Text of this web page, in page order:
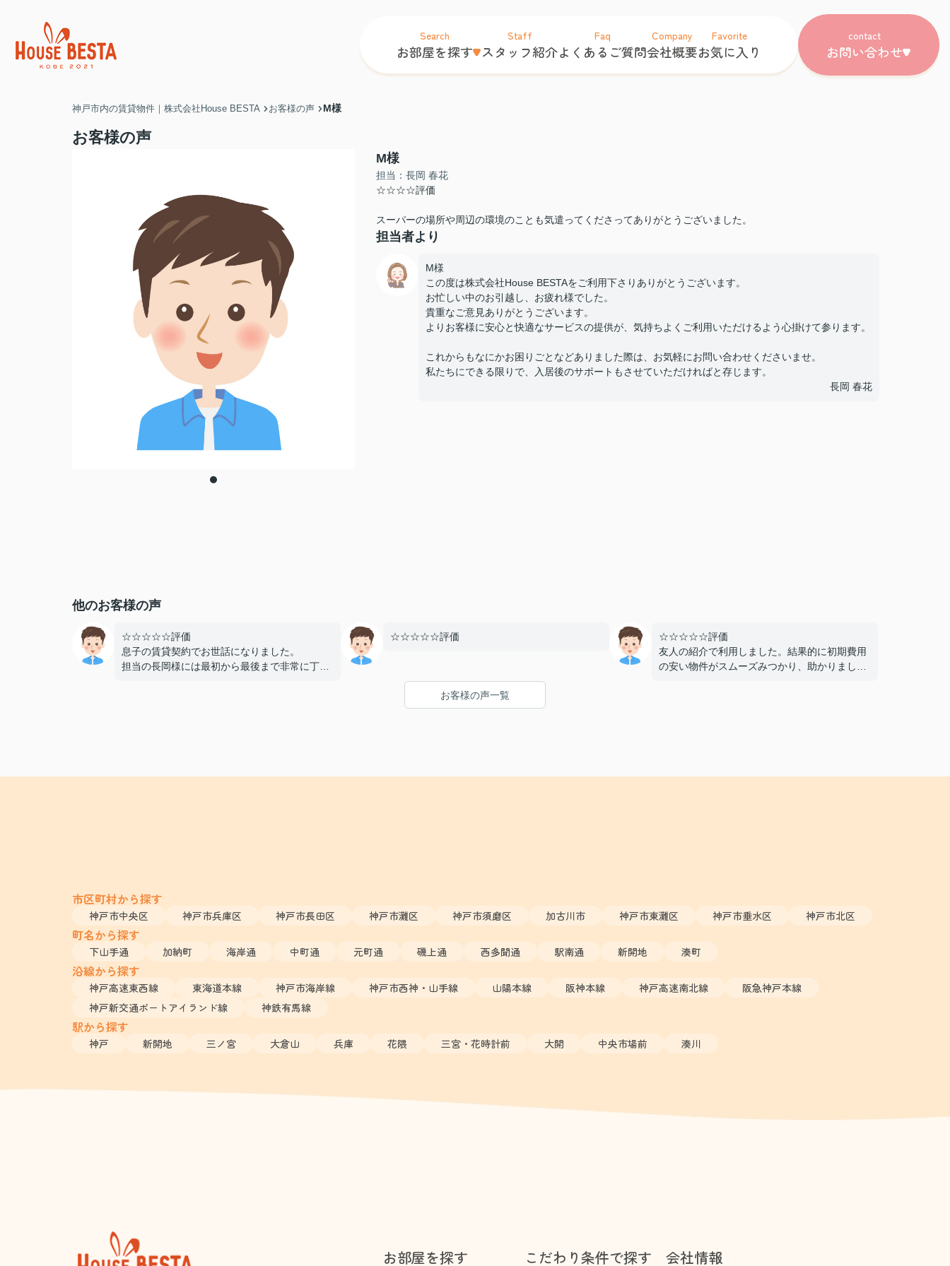
Search
お部屋を探す
Staff
スタッフ紹介
Faq
よくあるご質問
Company
会社概要
Favorite
お気に入り
contact
お問い合わせ
神戸市内の賃貸物件｜株式会社House BESTA お客様の声 M様
お客様の声
M様
担当：長岡 春花
☆☆☆☆評価
スーパーの場所や周辺の環境のことも気遣ってくださってありがとうございました。
担当者より
M様
この度は株式会社House BESTAをご利用下さりありがとうございます。
お忙しい中のお引越し、お疲れ様でした。
貴重なご意見ありがとうございます。
よりお客様に安心と快適なサービスの提供が、気持ちよくご利用いただけるよう心掛けて参ります。
これからもなにかお困りごとなどありました際は、お気軽にお問い合わせくださいませ。
私たちにできる限りで、入居後のサポートもさせていただければと存じます。
長岡 春花
他のお客様の声
☆☆☆☆☆評価
息子の賃貸契約でお世話になりました。
担当の長岡様には最初から最後まで非常に丁寧
☆☆☆☆☆評価
☆☆☆☆☆評価
友人の紹介で利用しました。結果的に初期費用
の安い物件がスムーズみつかり、助かりまし
お客様の声一覧
市区町村から探す
神戸市中央区 神戸市兵庫区 神戸市長田区 神戸市灘区 神戸市須磨区 加古川市 神戸市東灘区 神戸市垂水区 神戸市北区
町名から探す
下山手通 加納町 海岸通 中町通 元町通 磯上通 西多聞通 駅南通 新開地 湊町
沿線から探す
神戸高速東西線 東海道本線 神戸市海岸線 神戸市西神・山手線 山陽本線 阪神本線 神戸高速南北線
阪急神戸本線
神戸新交通ポートアイランド線
神鉄有馬線
駅から探す
神戸 新開地 三ノ宮 大倉山 兵庫 花隈 三宮・花時計前 大開 中央市場前 湊川
お部屋を探す こだわり条件で探す 会社情報